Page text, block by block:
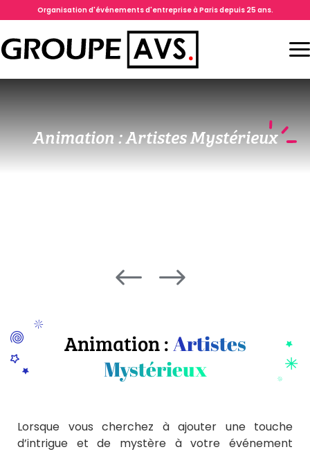
Organisation d'événements d'entreprise à Paris depuis 25 ans.
Animation : Artistes Mystérieux
Animation :Artistes
Mystérieux
Lorsque vous cherchez à ajouter une touche
d’intrigue et de mystère à votre événement